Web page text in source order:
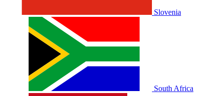
Slovenia
South Africa